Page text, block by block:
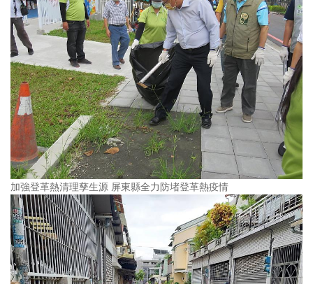
加強登革熱清理孳生源 屏東縣全力防堵登革熱疫情